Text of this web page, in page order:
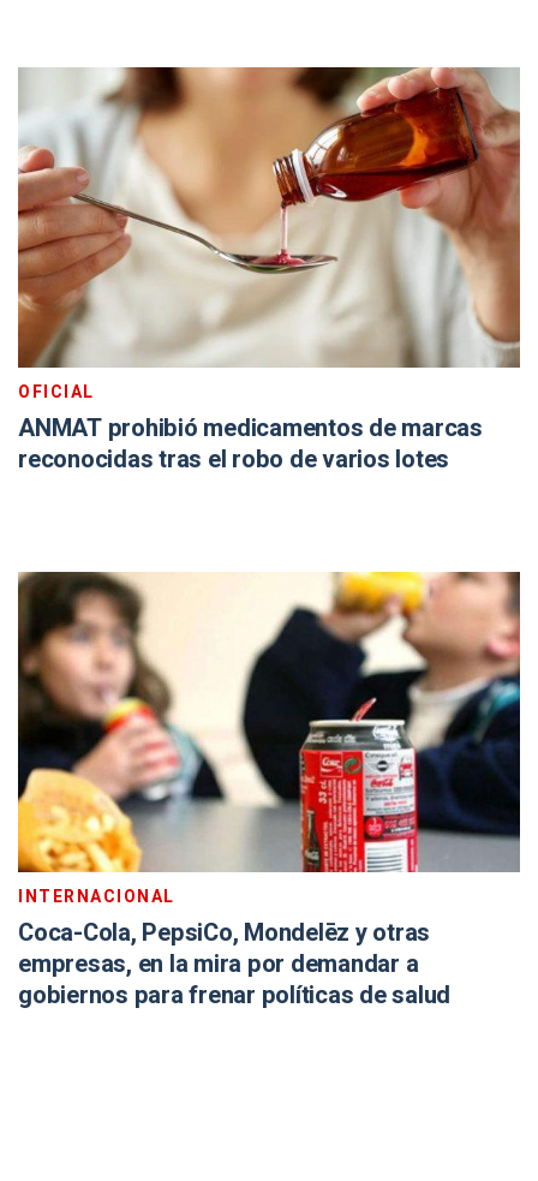
OFICIAL
ANMAT prohibió medicamentos de marcas
reconocidas tras el robo de varios lotes
INTERNACIONAL
Coca-Cola, PepsiCo, Mondelēz y otras
empresas, en la mira por demandar a
gobiernos para frenar políticas de salud